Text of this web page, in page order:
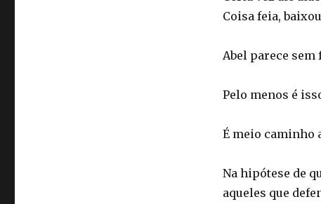
Coisa feia,
Abel parece sem
Pelo menos é
É meio caminho
Na hipótese de
aqueles que